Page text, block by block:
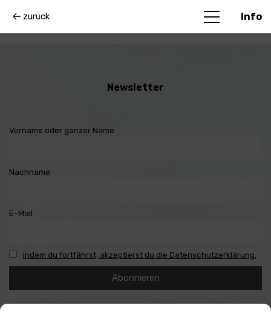
zurück Info
Newsletter
Vorname oder ganzer Name
Nachname
E-Mail
Indem du fortfährst, akzeptierst du die Datenschutzerklärung.